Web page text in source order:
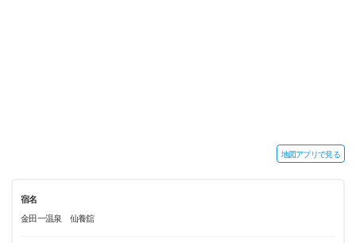
地図アプリで見る
宿名
金田一温泉 仙養舘